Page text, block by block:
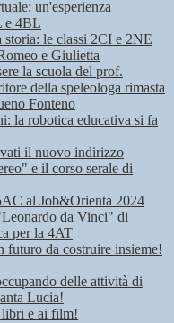
un'esperienza
e 4BL
storia: le classi 2CI e 2NE
e Giulietta
la scuola del prof.
della speleologa rimasta
Fonteno
la robotica educativa si fa
il nuovo indirizzo
e il corso serale di
al Job&Orienta 2024
da Vinci" di
per la 4AT
futuro da costruire insieme!
delle attività di
Lucia!
libri e ai film!